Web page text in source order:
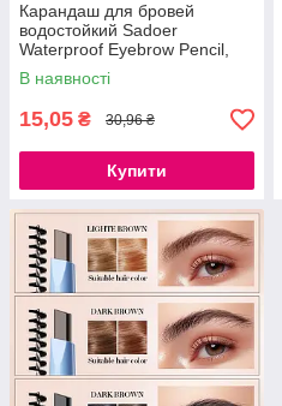
Карандаш для бровей
водостойкий Sadoer
Waterproof Eyebrow Pencil,
0.4г. (натуральный черный)
В наявності
15,05 ₴ 30,96 ₴
Купити